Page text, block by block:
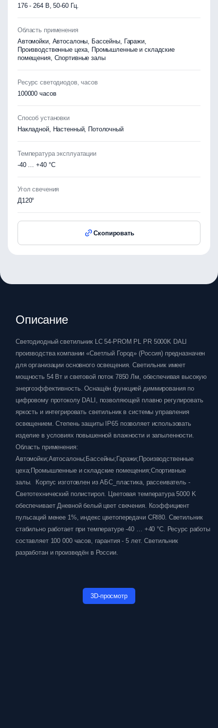
176 - 264 В, 50-60 Гц.
Область применения
Автомойки, Автосалоны, Бассейны, Гаражи,
Производственные цеха, Промышленные и складские
помещения, Спортивные залы
Ресурс светодиодов, часов
100000 часов
Способ установки
Накладной, Настенный, Потолочный
Температура эксплуатации
-40 … +40 °C
Угол свечения
Д120°
Скопировать
Описание
Светодиодный светильник LC 54-PROM PL PR 5000K DALI
производства компании «Светлый Город» (Россия) предназначен
для организации основного освещения. Светильник имеет
мощность 54 Вт и световой поток 7850 Лм, обеспечивая высокую
энергоэффективность. Оснащён функцией диммирования по
цифровому протоколу DALI, позволяющей плавно регулировать
яркость и интегрировать светильник в системы управления
освещением. Степень защиты IP65 позволяет использовать
изделие в условиях повышенной влажности и запыленности.
Область применения:
Автомойки;Автосалоны;Бассейны;Гаражи;Производственные
цеха;Промышленные и складские помещения;Спортивные
залы. Корпус изготовлен из АБС_пластика, рассеиватель -
Светотехнический полистирол. Цветовая температура 5000 K
обеспечивает Дневной белый цвет свечения. Коэффициент
пульсаций менее 1%, индекс цветопередачи CRI80. Светильник
стабильно работает при температуре -40 … +40 °C. Ресурс работы
составляет 100 000 часов, гарантия - 5 лет. Светильник
разработан и произведён в России.
3D-просмотр